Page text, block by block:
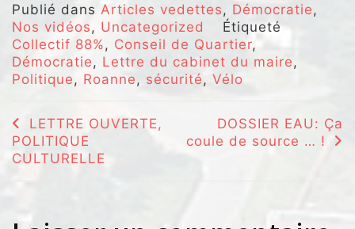
Publié dans Articles vedettes , Démocratie ,
Nos vidéos , Uncategorized
Étiqueté
Collectif 88% , Conseil de Quartier,
Démocratie , Lettre du cabinet du maire ,
Politique, Roanne , sécurité, Vélo
Navigation
de
LETTRE OUVERTE,
POLITIQUE
CULTURELLE
DOSSIER EAU: Ça
coule de source … !